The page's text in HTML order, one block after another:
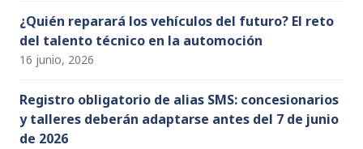
¿Quién reparará los vehículos del futuro? El reto
del talento técnico en la automoción
16 junio, 2026
Registro obligatorio de alias SMS: concesionarios
y talleres deberán adaptarse antes del 7 de junio
de 2026